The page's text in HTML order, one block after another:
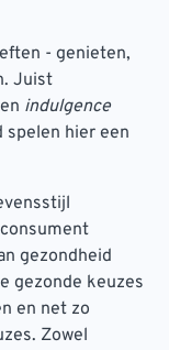
- genieten,
Juist
indulgence
spelen hier een
gezondheid
gezonde keuzes
en net zo
Zowel